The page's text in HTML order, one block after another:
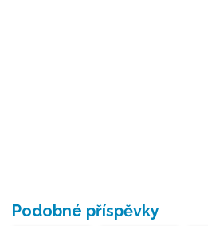
Podobné příspěvky